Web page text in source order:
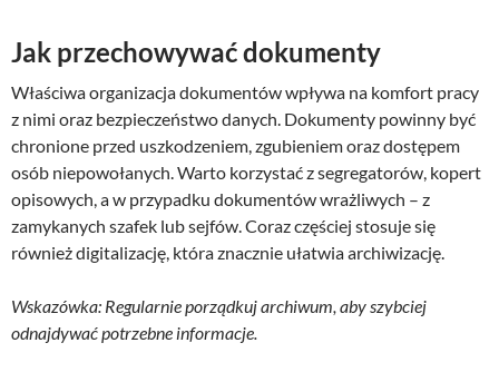
Jak przechowywać dokumenty
Właściwa organizacja dokumentów wpływa na komfort pracy
z nimi oraz bezpieczeństwo danych. Dokumenty powinny być
chronione przed uszkodzeniem, zgubieniem oraz dostępem
osób niepowołanych. Warto korzystać z segregatorów, kopert
opisowych, a w przypadku dokumentów wrażliwych – z
zamykanych szafek lub sejfów. Coraz częściej stosuje się
również digitalizację, która znacznie ułatwia archiwizację.
Wskazówka: Regularnie porządkuj archiwum, aby szybciej
odnajdywać potrzebne informacje.